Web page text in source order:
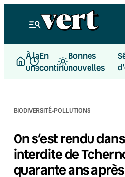
À la
une
En
continu
Bonnes
nouvelles
BIODIVERSITÉ·POLLUTIONS
On s’est rendu
interdite de
quarante ans